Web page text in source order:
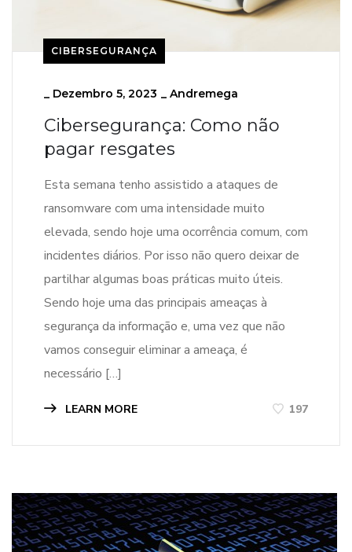
CIBERSEGURANÇA
_ Dezembro 5, 2023 _ Andremega
Cibersegurança: Como não
pagar resgates
Esta semana tenho assistido a ataques de
ransomware com uma intensidade muito
elevada, sendo hoje uma ocorrência comum, com
incidentes diários. Por isso não quero deixar de
partilhar algumas boas práticas muito úteis.
Sendo hoje uma das principais ameaças à
segurança da informação e, uma vez que não
vamos conseguir eliminar a ameaça, é
necessário […]
LEARN MORE 197